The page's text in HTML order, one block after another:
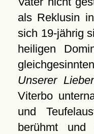
als Reklusin
sich 19-jährig
heiligen
Unserer
Viterbo
und
berühmt